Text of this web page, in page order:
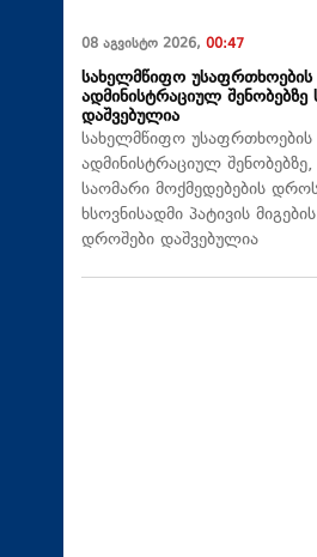
08 აგვისტო 2026, 00:47
სახელმწიფო უსაფრთხოების
ადმინისტრაციულ
დაშვებულია
სახელმწიფო უსაფრთხოების
ადმინისტრაციულ
საომარი მოქმედებების
ხსოვნისადმი პატივის
დროშები დაშვებულია